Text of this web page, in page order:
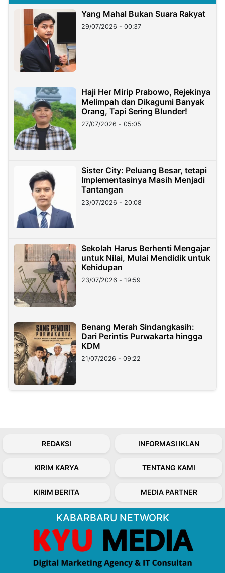
Yang Mahal Bukan Suara Rakyat
29/07/2026 - 00:37
Haji Her Mirip Prabowo, Rejekinya
Melimpah dan Dikagumi Banyak
Orang, Tapi Sering Blunder!
27/07/2026 - 05:05
Sister City: Peluang Besar, tetapi
Implementasinya Masih Menjadi
Tantangan
23/07/2026 - 20:08
Sekolah Harus Berhenti Mengajar
untuk Nilai, Mulai Mendidik untuk
Kehidupan
23/07/2026 - 19:59
Benang Merah Sindangkasih:
Dari Perintis Purwakarta hingga
KDM
21/07/2026 - 09:22
REDAKSI INFORMASI IKLAN
KIRIM KARYA TENTANG KAMI
KIRIM BERITA MEDIA PARTNER
KABARBARU NETWORK